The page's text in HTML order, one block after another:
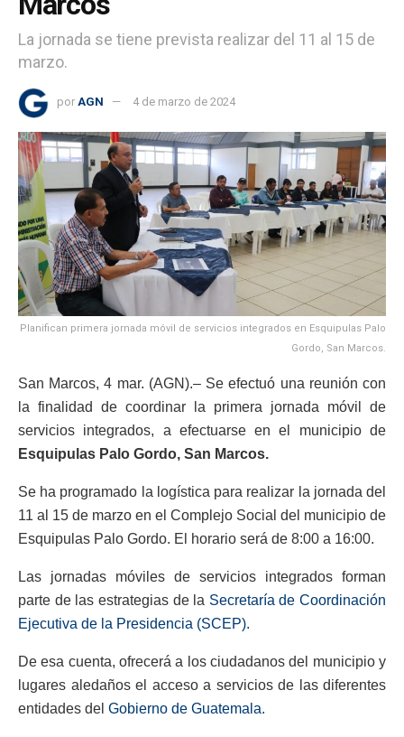
La jornada se tiene prevista realizar del 11 al 15 de
marzo.
por AGN 4 de marzo de 2024
Planifican primera jornada móvil de servicios integrados en Esquipulas Palo
Gordo, San Marcos.
San Marcos, 4 mar. (AGN).– Se efectuó una reunión con
la finalidad de coordinar la primera jornada móvil de
servicios integrados, a efectuarse en el municipio de
Esquipulas Palo Gordo, San Marcos.
Se ha programado la logística para realizar la jornada del
11 al 15 de marzo en el Complejo Social del municipio de
Esquipulas Palo Gordo. El horario será de 8:00 a 16:00.
Las jornadas móviles de servicios integrados forman
parte de las estrategias de la Secretaría de Coordinación
Ejecutiva de la Presidencia (SCEP).
De esa cuenta, ofrecerá a los ciudadanos del municipio y
lugares aledaños el acceso a servicios de las diferentes
entidades del Gobierno de Guatemala.